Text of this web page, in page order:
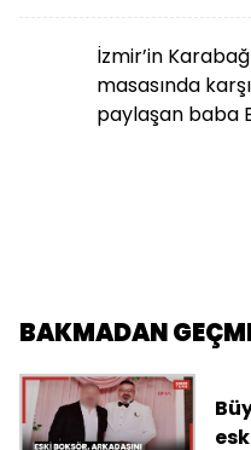
İzmir’in
masasında
paylaşan baba
BAKMADAN